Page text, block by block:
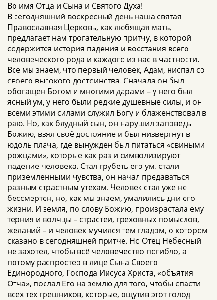
Во имя Отца и Сына и Святого Духа!
В сегодняшний воскресный день наша святая
Православная Церковь, как любящая мать,
предлагает нам трогательную притчу, в которой
содержится история падения и восстания всего
человеческого рода и каждого из нас в частности.
Все мы знаем, что первый человек, Адам, ниспал со
своего высокого достоинства. Сначала он был
обогащен Богом и многими дарами – у него был
ясный ум, у него были редкие душевные силы, и он
всеми этими силами служил Богу и блаженствовал в
раю. Но, как блудный сын, он нарушил заповедь
Божию, взял своё достояние и был низвергнут в
юдоль плача, где вынужден был питаться «свиными
рожцами», которые как раз и символизируют
падение человека. Стал грубеть его ум, стали
приземленными чувства, он начал предаваться
разным страстным утехам. Человек стал уже не
бессмертен, но, как мы знаем, умалились дни его
жизни. И земля, по слову Божию, произрастала ему
терния и волчцы – страстей, греховных помыслов,
желаний – и человек мучился тем гладом, о котором
сказано в сегодняшней притче. Но Отец Небесный
не захотел, чтобы всё человечество погибло, а
потому распростер в лице Сына Своего
Единородного, Господа Иисуса Христа, «объятия
Отча», послал Его на землю для того, чтобы спасти
всех тех грешников, которые, ощутив этот голод